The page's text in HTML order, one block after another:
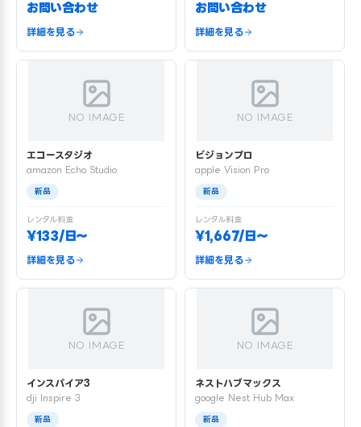
お問い合わせ
詳細を見る
お問い合わせ
詳細を見る
NO IMAGE
エコースタジオ
amazon Echo Studio
新品
レンタル料金
¥133/日〜
詳細を見る
NO IMAGE
ビジョンプロ
apple Vision Pro
新品
レンタル料金
¥1,667/日〜
詳細を見る
NO IMAGE
インスパイア3
dji Inspire 3
新品
NO IMAGE
ネストハブマックス
google Nest Hub Max
新品